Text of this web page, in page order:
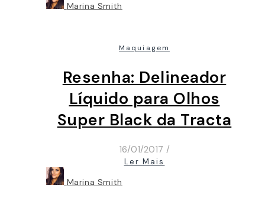
Marina Smith
Maquiagem
Resenha: Delineador
Líquido para Olhos
Super Black da Tracta
16/01/2017 /
Ler Mais
Marina Smith